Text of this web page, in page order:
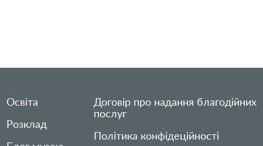
Освіта
Розклад
Договір про надання благодійних
послуг
Політика конфідеційності